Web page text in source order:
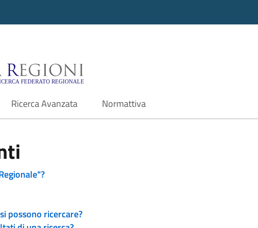
- Motore di ricerca
Ricerca Avanzata Normattiva
possono ricercare?